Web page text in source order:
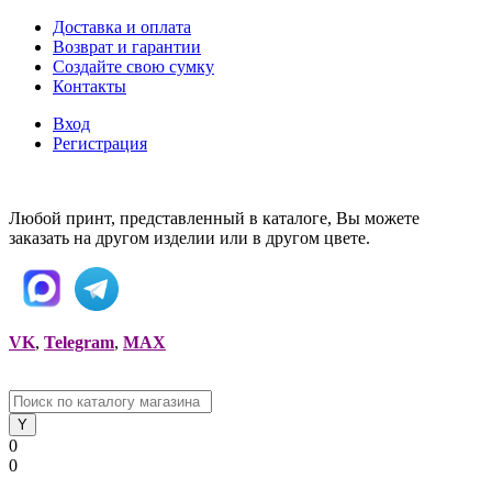
Доставка и оплата
Возврат и гарантии
Создайте свою сумку
Контакты
Вход
Регистрация
Любой принт, представленный в каталоге, Вы можете
заказать на другом изделии или в другом цвете.
VK, Telegram, MAX
0
0